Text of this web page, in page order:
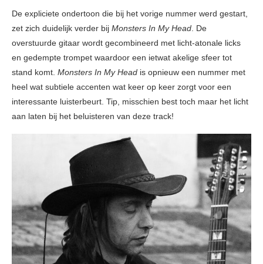
De expliciete ondertoon die bij het vorige nummer werd gestart,
zet zich duidelijk verder bij Monsters In My Head. De
overstuurde gitaar wordt gecombineerd met licht-atonale licks
en gedempte trompet waardoor een ietwat akelige sfeer tot
stand komt. Monsters In My Head is opnieuw een nummer met
heel wat subtiele accenten wat keer op keer zorgt voor een
interessante luisterbeurt. Tip, misschien best toch maar het licht
aan laten bij het beluisteren van deze track!